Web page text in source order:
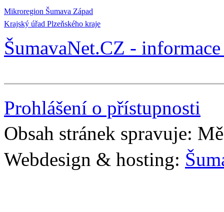
Mikroregion Šumava Západ
Krajský úřad Plzeňského kraje
ŠumavaNet.CZ -
Prohlášení o přístupnosti
Obsah stránek spravuje:
Webdesign & hosting: